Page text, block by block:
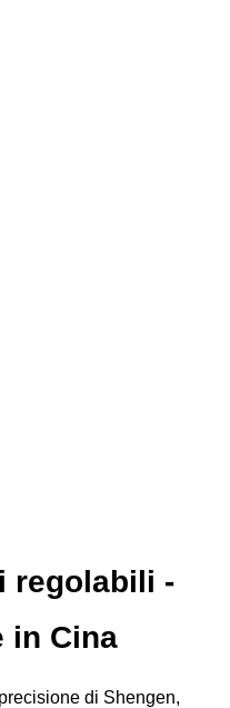
regolabili -
in Cina
di Shengen,